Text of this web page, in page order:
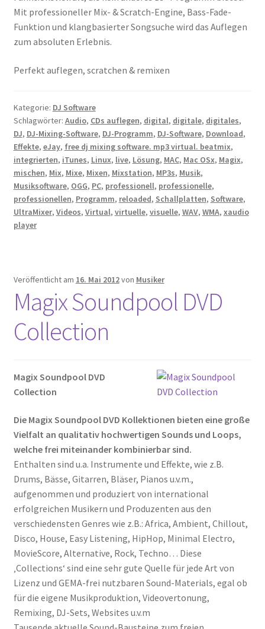
Mit professioneller Mix- & Scratch-Engine, Bass-Fade-
Funktion und klangbasierter Songsuche wird das Auflegen
zum absoluten Erlebnis.
Perfekt auflegen, scratchen & remixen
Kategorie: DJ Software
Schlagwörter: Audio, CDs auflegen, digital, digitale, digitales,
DJ, DJ-Mixing-Software, DJ-Programm, DJ-Software, Download,
Effekte, eJay, free dj mixing software. mp3 virtual. beatmix,
integrierten, iTunes, Linux, live, Lösung, MAC, Mac OSx, Magix,
mischen, Mix, Mixe, Mixen, Mixstation, MP3s, Musik,
Musiksoftware, OGG, PC, professionell, professionelle,
professionellen, Programm, reloaded, Schallplatten, Software,
UltraMixer, Videos, Virtual, virtuelle, visuelle, WAV, WMA, xaudio
player
Veröffentlicht am 16. Mai 2012von Musiker
Magix Soundpool DVD
Collection
Magix Soundpool DVD
Collection
Die Magix Soundpool DVD Kollektionen bieten eine große
Vielfalt an qualitativ hochwertigen Sounds und Loops,
welche frei miteinander kombinierbar sind.
Enthalten sind u.a. Instrumente und Effekte, wie z.B.
Drums, Bässe, Gitarren, Bläser, Pianos u.v.m.,
aufgenommen und produziert von international
erfolgreichen Musikern und Produzenten aus den
verschiedensten Genres wie z.B.: Africa, Ambient, Chillout,
Disco, House, Easy Listening, HipHop, Minimal Electro,
MovieScore, Alternative, Rock, Techno… Diese
‚Collections‘ sind eine sehr gute Quelle für jede Art von
Lizenz und GEMA-frei nutzbaren Sound-Materials, egal ob
für die eigene Musikproduktion, Videovertonung,
Remixing, DJ-Sets, Websites u.v.m